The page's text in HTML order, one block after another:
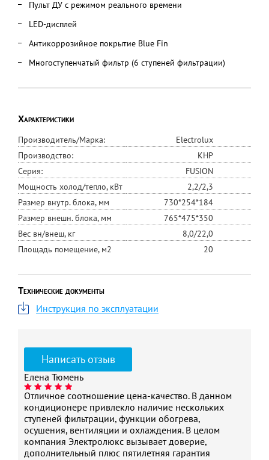
Пульт ДУ с режимом реального времени
LED-дисплей
Антикоррозийное покрытие Blue Fin
Многоступенчатый фильтр (6 ступеней фильтрации)
Характеристики
Производитель/Марка:
Electrolux
Производство:
КНР
Серия:
FUSION
Мощность холод/тепло, кВт
2,2/2,3
Размер внутр. блока, мм
730*254*184
Размер внешн. блока, мм
765*475*350
Вес вн/внеш, кг
8,0/22,0
Площадь помещение, м2
20
Технические документы
Инструкция по эксплуатации
Написать отзыв
Елена Тюмень
Отличное соотношение цена-качество. В данном
кондиционере привлекло наличие нескольких
ступеней фильтрации, функции обогрева,
осушения, вентиляции и охлаждения. В целом
компания Электролюкс вызывает доверие,
дополнительный плюс пятилетняя гарантия